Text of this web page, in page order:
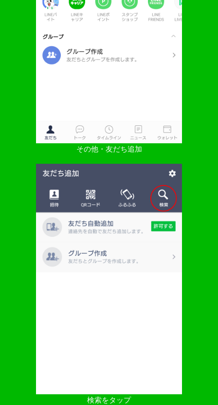
その他・友だち追加
検索をタップ